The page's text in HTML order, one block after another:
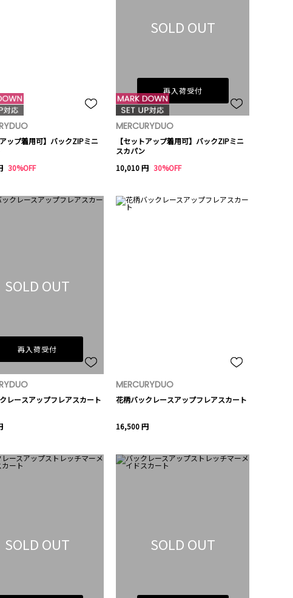
アップ着用可】バックZIPミニ
30%OFF
SOLD OUT
再入荷受付
MERCURYDUO
【セットアップ着用可】バックZIPミニ
スカパン
10,010 円 30%OFF
SOLD OUT
再入荷受付
レースアップフレアスカート
MERCURYDUO
花柄バックレースアップフレアスカート
16,500 円
SOLD OUT SOLD OUT